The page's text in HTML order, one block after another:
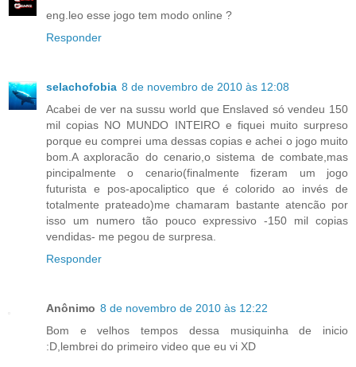
eng.leo esse jogo tem modo online ?
Responder
selachofobia 8 de novembro de 2010 às 12:08
Acabei de ver na sussu world que Enslaved só vendeu 150
mil copias NO MUNDO INTEIRO e fiquei muito surpreso
porque eu comprei uma dessas copias e achei o jogo muito
bom.A axploracão do cenario,o sistema de combate,mas
pincipalmente o cenario(finalmente fizeram um jogo
futurista e pos-apocaliptico que é colorido ao invés de
totalmente prateado)me chamaram bastante atencão por
isso um numero tão pouco expressivo -150 mil copias
vendidas- me pegou de surpresa.
Responder
Anônimo 8 de novembro de 2010 às 12:22
Bom e velhos tempos dessa musiquinha de inicio
:D,lembrei do primeiro video que eu vi XD